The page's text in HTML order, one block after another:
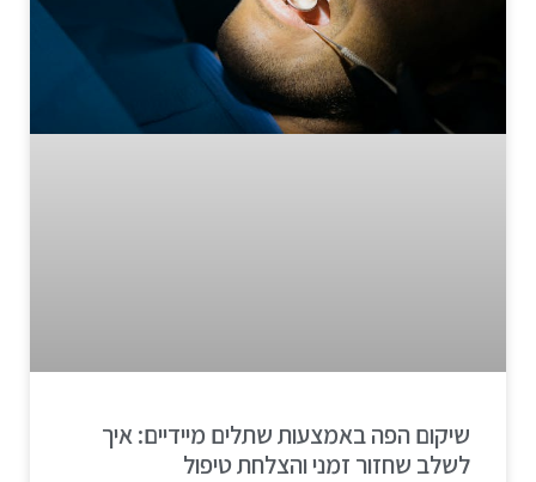
שיקום הפה באמצעות שתלים מיידיים: איך
לשלב שחזור זמני והצלחת טיפול